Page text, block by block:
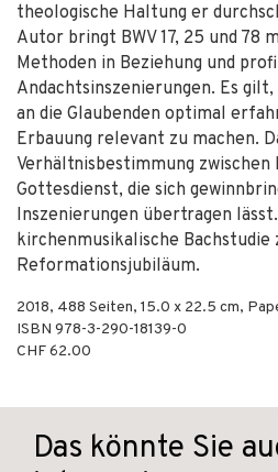
theologische Haltung er
Autor bringt BWV 17, 25 und 78
Methoden in Beziehung und
Andachtsinszenierungen. Es
an die Glaubenden optimal
Erbauung relevant zu machen.
Verhältnisbestimmung
Gottesdienst, die sich
Inszenierungen übertragen
kirchenmusikalische Bachstudie
Reformationsjubiläum.
2018, 488 Seiten, 15.0 x 22.5 cm,
ISBN 978-3-290-18139-0
CHF 62.00
Das könnte Sie